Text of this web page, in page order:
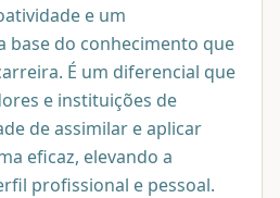
e um
base do conhecimento que
É um diferencial que
e instituições de
de assimilar e aplicar
eficaz, elevando a
profissional e pessoal.